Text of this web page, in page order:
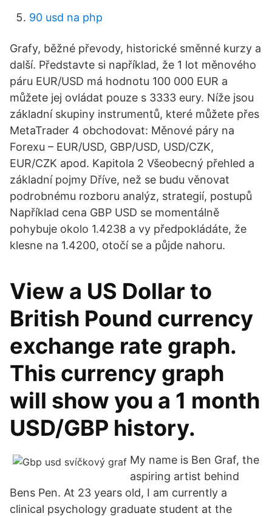
90 usd na php
Grafy, běžné převody, historické směnné kurzy a
další. Představte si například, že 1 lot měnového
páru EUR/USD má hodnotu 100 000 EUR a
můžete jej ovládat pouze s 3333 eury. Níže jsou
základní skupiny instrumentů, které můžete přes
MetaTrader 4 obchodovat: Měnové páry na
Forexu – EUR/USD, GBP/USD, USD/CZK,
EUR/CZK apod. Kapitola 2 Všeobecný přehled a
základní pojmy Dříve, než se budu věnovat
podrobnému rozboru analýz, strategií, postupů
Například cena GBP USD se momentálně
pohybuje okolo 1.4238 a vy předpokládáte, že
klesne na 1.4200, otočí se a půjde nahoru.
View a US Dollar to
British Pound currency
exchange rate graph.
This currency graph
will show you a 1 month
USD/GBP history.
My name is Ben Graf, the
aspiring artist behind
Bens Pen. At 23 years old, I am currently a
clinical psychology graduate student at the